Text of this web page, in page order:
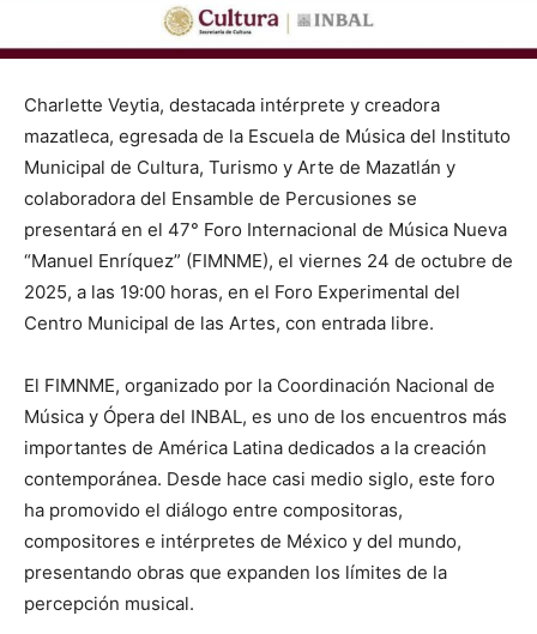
Charlette Veytia, destacada intérprete y creadora
mazatleca, egresada de la Escuela de Música del Instituto
Municipal de Cultura, Turismo y Arte de Mazatlán y
colaboradora del Ensamble de Percusiones se
presentará en el 47° Foro Internacional de Música Nueva
“Manuel Enríquez” (FIMNME), el viernes 24 de octubre de
2025, a las 19:00 horas, en el Foro Experimental del
Centro Municipal de las Artes, con entrada libre.
El FIMNME, organizado por la Coordinación Nacional de
Música y Ópera del INBAL, es uno de los encuentros más
importantes de América Latina dedicados a la creación
contemporánea. Desde hace casi medio siglo, este foro
ha promovido el diálogo entre compositoras,
compositores e intérpretes de México y del mundo,
presentando obras que expanden los límites de la
percepción musical.